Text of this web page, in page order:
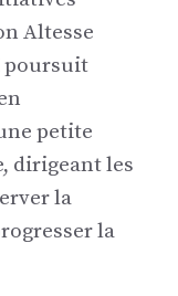
Altesse
poursuit
petite
dirigeant les
la
la